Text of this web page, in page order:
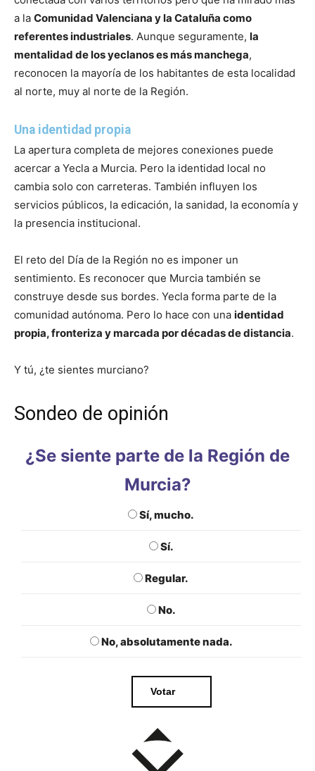
a la Comunidad Valenciana y la Cataluña como
referentes industriales. Aunque seguramente, la
mentalidad de los yeclanos es más manchega,
reconocen la mayoría de los habitantes de esta localidad
al norte, muy al norte de la Región.
Una identidad propia
La apertura completa de mejores conexiones puede
acercar a Yecla a Murcia. Pero la identidad local no
cambia solo con carreteras. También influyen los
servicios públicos, la edicación, la sanidad, la economía y
la presencia institucional.
El reto del Día de la Región no es imponer un
sentimiento. Es reconocer que Murcia también se
construye desde sus bordes. Yecla forma parte de la
comunidad autónoma. Pero lo hace con una identidad
propia, fronteriza y marcada por décadas de distancia.
Y tú, ¿te sientes murciano?
Sondeo de opinión
¿Se siente parte de la Región de
Murcia?
Sí, mucho.
Sí.
Regular.
No.
No, absolutamente nada.